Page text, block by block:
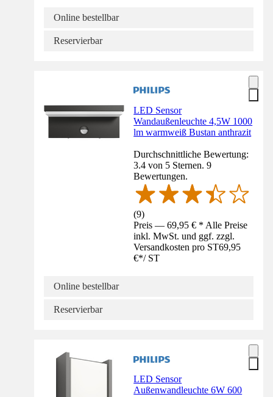
Online bestellbar
Reservierbar
LED Sensor
Wandaußenleuchte 4,5W 1000
lm warmweiß Bustan anthrazit
Durchschnittliche Bewertung:
3.4 von 5 Sternen. 9
Bewertungen.
(9)
Preis — 69,95 € * Alle Preise
inkl. MwSt. und ggf. zzgl.
Versandkosten pro ST69,95
€*/ ST
Online bestellbar
Reservierbar
LED Sensor
Außenwandleuchte 6W 600